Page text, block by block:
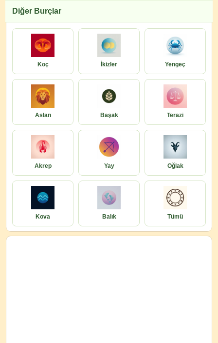
Diğer Burçlar
Koç İkizler Yengeç
Aslan Başak Terazi
Akrep Yay Oğlak
Kova Balık Tümü